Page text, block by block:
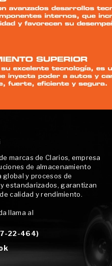
marcas de Clarios, empresa
de almacenamiento
global y procesos de
estandarizados, garantizan
calidad y rendimiento.
llama al
22-464)